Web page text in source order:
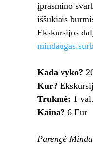
įprasmino
iššūkiais
Ekskursijos
Kada vyko?
Kur?
Trukmė: 1
Kaina? 6 Eur
Parengė